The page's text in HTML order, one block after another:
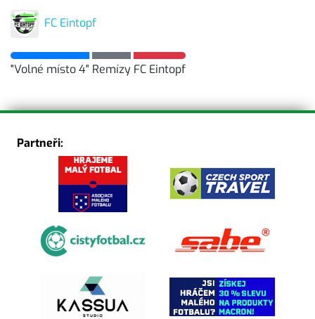
FC Eintopf
"Volné místo 4" Remízy FC Eintopf
Partneři: